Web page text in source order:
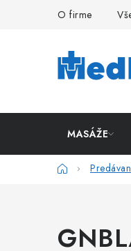
O firme
MASÁŽE
Domov